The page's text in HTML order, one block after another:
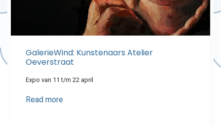
GalerieWind: Kunstenaars Atelier
Oeverstraat
Expo van 11 t/m 22 april
Read more